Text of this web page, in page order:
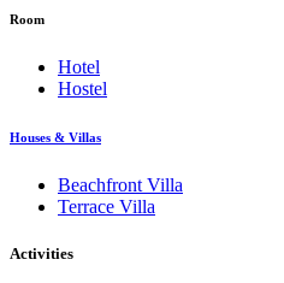
Room
Hotel
Hostel
Houses & Villas
Beachfront Villa
Terrace Villa
Activities